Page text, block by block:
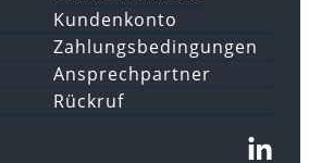
Kundenkonto
Zahlungsbedingungen
Ansprechpartner
Rückruf